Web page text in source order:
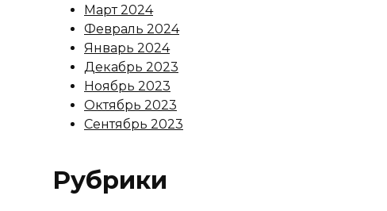
Март 2024
Февраль 2024
Январь 2024
Декабрь 2023
Ноябрь 2023
Октябрь 2023
Сентябрь 2023
Рубрики